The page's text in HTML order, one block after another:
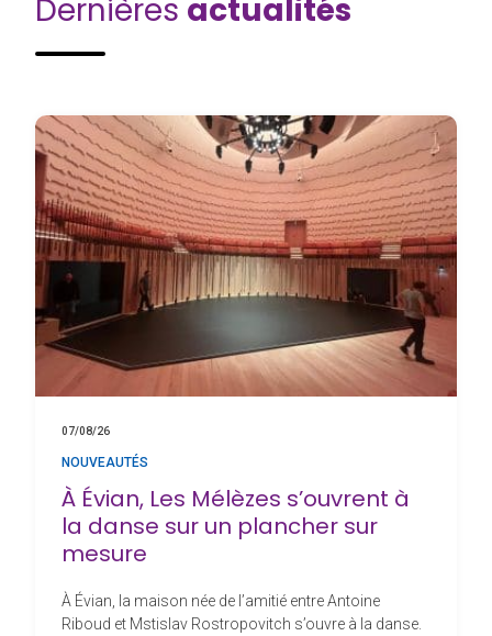
Dernières actualités
07/08/26
NOUVEAUTÉS
À Évian, Les Mélèzes s’ouvrent à
la danse sur un plancher sur
mesure
À Évian, la maison née de l’amitié entre Antoine
Riboud et Mstislav Rostropovitch s’ouvre à la danse.